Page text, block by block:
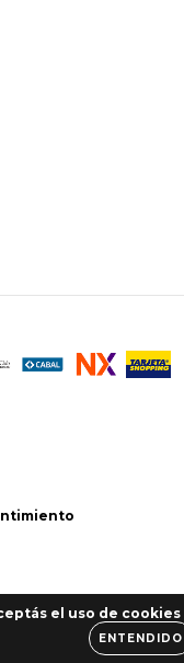
el uso de cookies
ENTENDIDO